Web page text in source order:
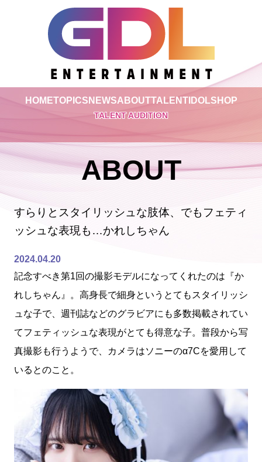
HOMETOPICS NEWSABOUTTALENTIDOLSHOP
TALENT AUDITION
ABOUT
すらりとスタイリッシュな肢体、でもフェティ
ッシュな表現も…かれしちゃん
2024.04.20
記念すべき第1回の撮影モデルになってくれたのは『か
れしちゃん』。高身長で細身というとてもスタイリッシ
ュな子で、週刊誌などのグラビアにも多数掲載されてい
てフェティッシュな表現がとても得意な子。普段から写
真撮影も行うようで、カメラはソニーのα7Cを愛用して
いるとのこと。